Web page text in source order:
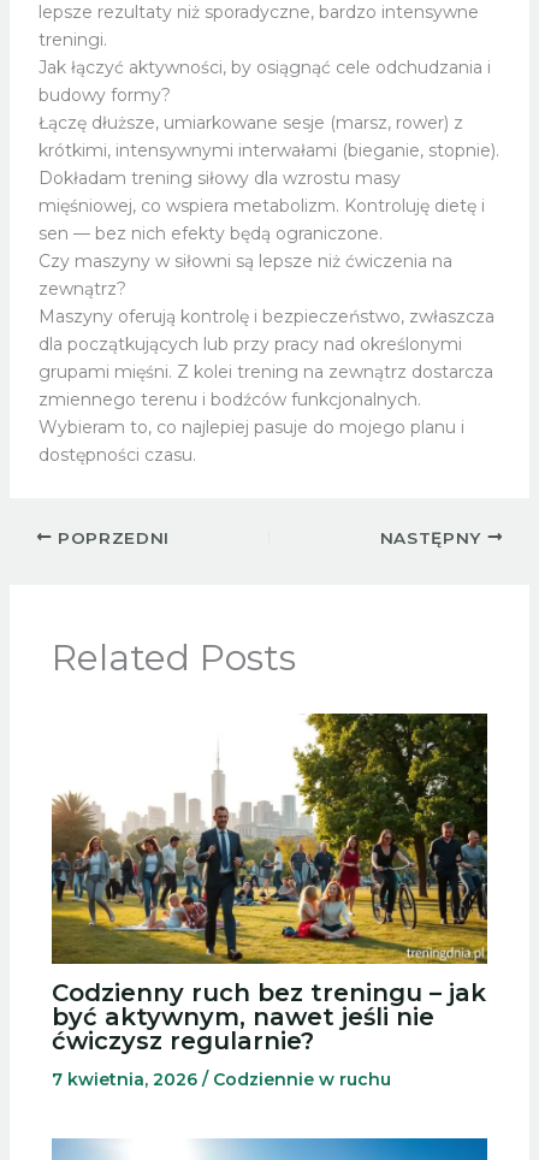
lepsze rezultaty niż sporadyczne, bardzo intensywne
treningi.
Jak łączyć aktywności, by osiągnąć cele odchudzania i
budowy formy?
Łączę dłuższe, umiarkowane sesje (marsz, rower) z
krótkimi, intensywnymi interwałami (bieganie, stopnie).
Dokładam trening siłowy dla wzrostu masy
mięśniowej, co wspiera metabolizm. Kontroluję dietę i
sen — bez nich efekty będą ograniczone.
Czy maszyny w siłowni są lepsze niż ćwiczenia na
zewnątrz?
Maszyny oferują kontrolę i bezpieczeństwo, zwłaszcza
dla początkujących lub przy pracy nad określonymi
grupami mięśni. Z kolei trening na zewnątrz dostarcza
zmiennego terenu i bodźców funkcjonalnych.
Wybieram to, co najlepiej pasuje do mojego planu i
dostępności czasu.
POPRZEDNI NASTĘPNY
Related Posts
Codzienny ruch bez treningu – jak
być aktywnym, nawet jeśli nie
ćwiczysz regularnie?
7 kwietnia, 2026 / Codziennie w ruchu